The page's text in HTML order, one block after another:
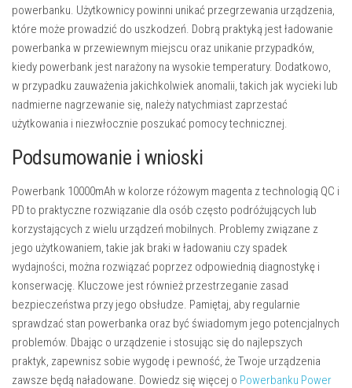
powerbanku. Użytkownicy powinni unikać przegrzewania urządzenia,
które może prowadzić do uszkodzeń. Dobrą praktyką jest ładowanie
powerbanka w przewiewnym miejscu oraz unikanie przypadków,
kiedy powerbank jest narażony na wysokie temperatury. Dodatkowo,
w przypadku zauważenia jakichkolwiek anomalii, takich jak wycieki lub
nadmierne nagrzewanie się, należy natychmiast zaprzestać
użytkowania i niezwłocznie poszukać pomocy technicznej.
Podsumowanie i wnioski
Powerbank 10000mAh w kolorze różowym magenta z technologią QC i
PD to praktyczne rozwiązanie dla osób często podróżujących lub
korzystających z wielu urządzeń mobilnych. Problemy związane z
jego użytkowaniem, takie jak braki w ładowaniu czy spadek
wydajności, można rozwiązać poprzez odpowiednią diagnostykę i
konserwację. Kluczowe jest również przestrzeganie zasad
bezpieczeństwa przy jego obsłudze. Pamiętaj, aby regularnie
sprawdzać stan powerbanka oraz być świadomym jego potencjalnych
problemów. Dbając o urządzenie i stosując się do najlepszych
praktyk, zapewnisz sobie wygodę i pewność, że Twoje urządzenia
zawsze będą naładowane. Dowiedz się więcej o Powerbanku Power